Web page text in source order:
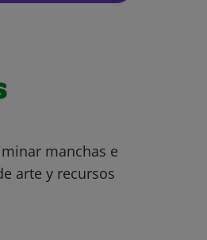
manchas e
arte y recursos